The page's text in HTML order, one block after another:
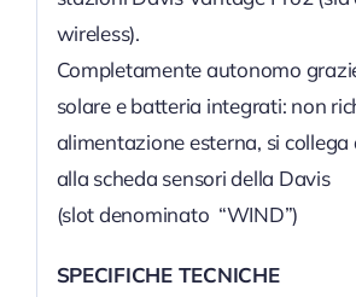
wireless).
Completamente autonomo
solare e batteria integrati: non
alimentazione esterna, si
alla scheda sensori della Davis
(slot denominato “WIND”)
SPECIFICHE TECNICHE